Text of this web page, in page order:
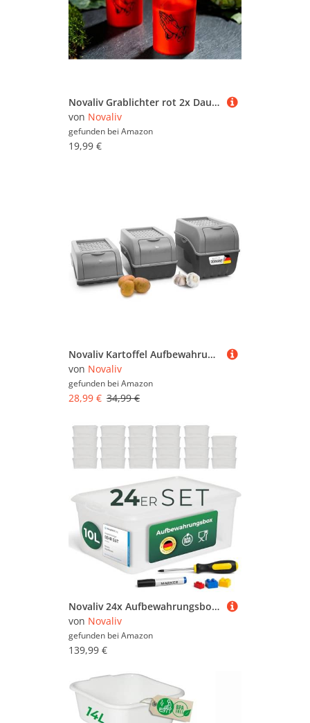
Novaliv Grablichter rot 2x Dauerbrenner Grablicht LED Kerzen flackernde Flamme LED Grabkerze mit Batterie Friedhofskerze Gedenkkerze Grablaterne Ewiges Licht Trauerkerze
von Novaliv
gefunden bei Amazon
19,99 €
Novaliv Kartoffel Aufbewahrungsboxen Set | 3,5L + 5L + 9L | GRAU | Kartoffelboxen | Gemüseboxen stapelbar Zwiebelboxen Kartoffelkörbe Obstbehälter Kartoffelkisten Frischhaltedosen
von Novaliv
gefunden bei Amazon
28,99 € 34,99 €
Novaliv 24x Aufbewahrungsboxen mit Deckel 10L transparente Boxen stapelbare Nestbar Storage boxes mit Clipverschluss Kunststoff BPA-frei 37x26x14 cm
von Novaliv
gefunden bei Amazon
139,99 €